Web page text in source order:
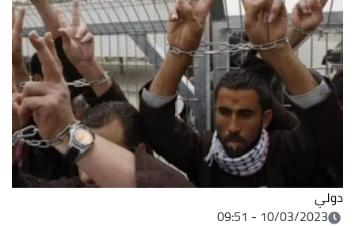
دولي
10/03/2023 - 09:51